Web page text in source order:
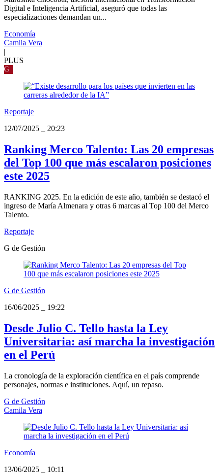
Digital e Inteligencia Artificial, aseguró que todas las
especializaciones demandan un...
Economía
Camila Vera
|
PLUS
G
Reportaje
12/07/2025
20:23
Ranking Merco Talento: Las 20 empresas
del Top 100 que más escalaron posiciones
este 2025
RANKING 2025. En la edición de este año, también se destacó el
ingreso de María Almenara y otras 6 marcas al Top 100 del Merco
Talento.
Reportaje
G de Gestión
G de Gestión
16/06/2025
19:22
Desde Julio C. Tello hasta la Ley
Universitaria: así marcha la investigación
en el Perú
La cronología de la exploración científica en el país comprende
personajes, normas e instituciones. Aquí, un repaso.
G de Gestión
Camila Vera
Economía
13/06/2025
10:11